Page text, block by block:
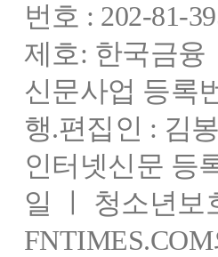
번호 : 202-81-
제호: 한국금융
신문사업 등록
행.편집인 : 김
인터넷신문 등
일 ㅣ 청소년보